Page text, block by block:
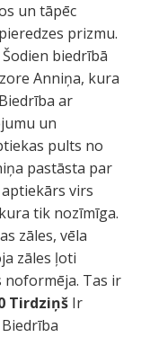
un tāpēc
prizmu.
biedrībā
Anniņa, kura
ar
un
pults no
pastāsta par
virs
tik nozīmīga.
zāles, vēla
zāles ļoti
noformēja. Tas ir
Tirdziņš Ir